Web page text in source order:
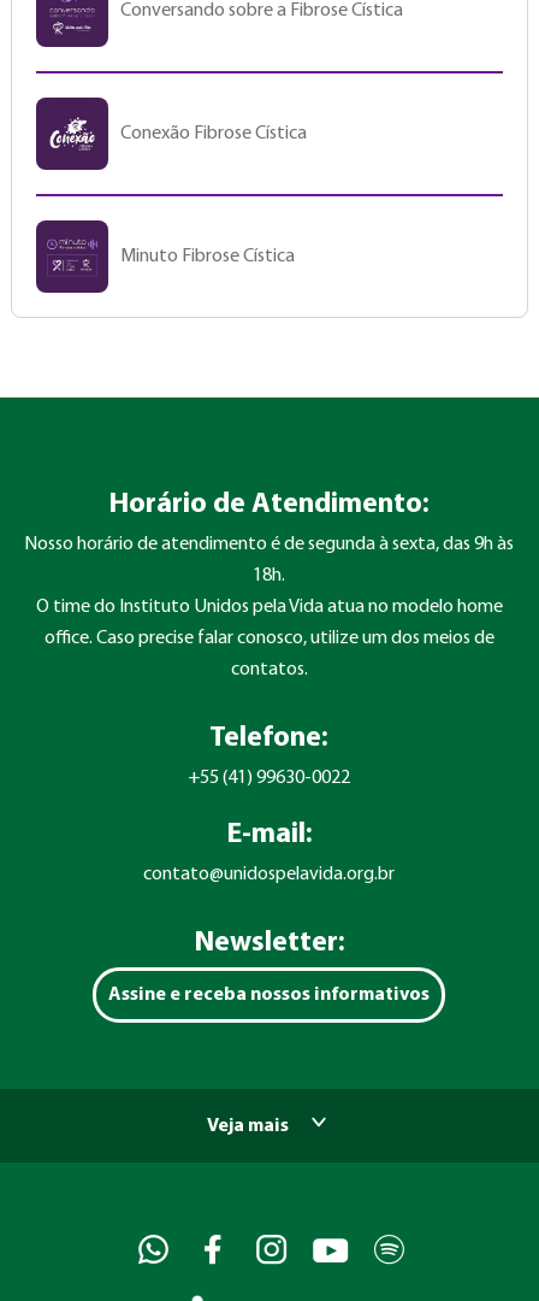
Conversando sobre a Fibrose Cística
Conexão Fibrose Cística
Minuto Fibrose Cística
Horário de Atendimento:
Nosso horário de atendimento é de segunda à sexta, das 9h às
18h.
O time do Instituto Unidos pela Vida atua no modelo home
office. Caso precise falar conosco, utilize um dos meios de
contatos.
Telefone:
+55 (41) 99630-0022
E-mail:
contato@unidospelavida.org.br
Newsletter:
Assine e receba nossos informativos
Veja mais